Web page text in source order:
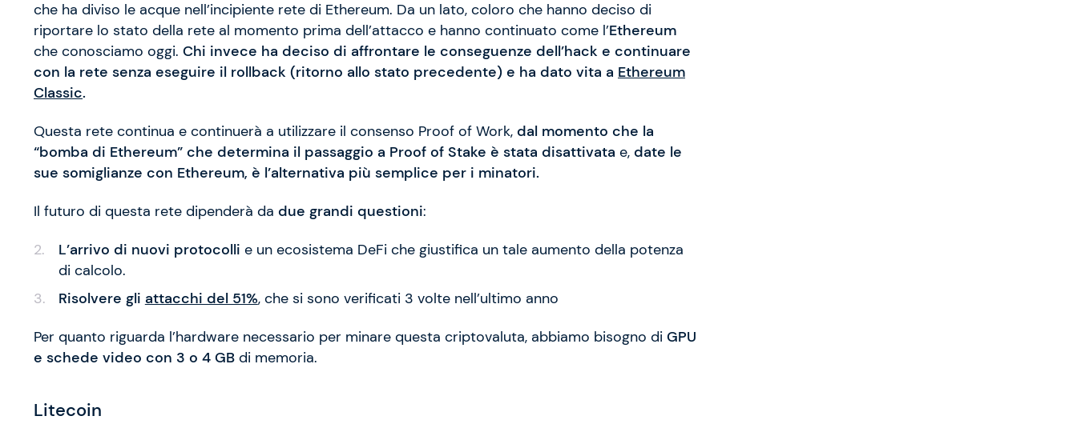
che ha diviso le acque nell’incipiente rete di Ethereum. Da un lato, coloro che hanno deciso di
riportare lo stato della rete al momento prima dell’attacco e hanno continuato come l’Ethereum
che conosciamo oggi. Chi invece ha deciso di affrontare le conseguenze dell’hack e continuare
con la rete senza eseguire il rollback (ritorno allo stato precedente) e ha dato vita a Ethereum
Classic.
Questa rete continua e continuerà a utilizzare il consenso Proof of Work, dal momento che la
“bomba di Ethereum” che determina il passaggio a Proof of Stake è stata disattivata e, date le
sue somiglianze con Ethereum, è l’alternativa più semplice per i minatori.
Il futuro di questa rete dipenderà da due grandi questioni:
L’arrivo di nuovi protocolli e un ecosistema DeFi che giustifica un tale aumento della potenza
di calcolo.
Risolvere gli attacchi del 51%, che si sono verificati 3 volte nell’ultimo anno
Per quanto riguarda l’hardware necessario per minare questa criptovaluta, abbiamo bisogno di GPU
e schede video con 3 o 4 GB di memoria.
Litecoin